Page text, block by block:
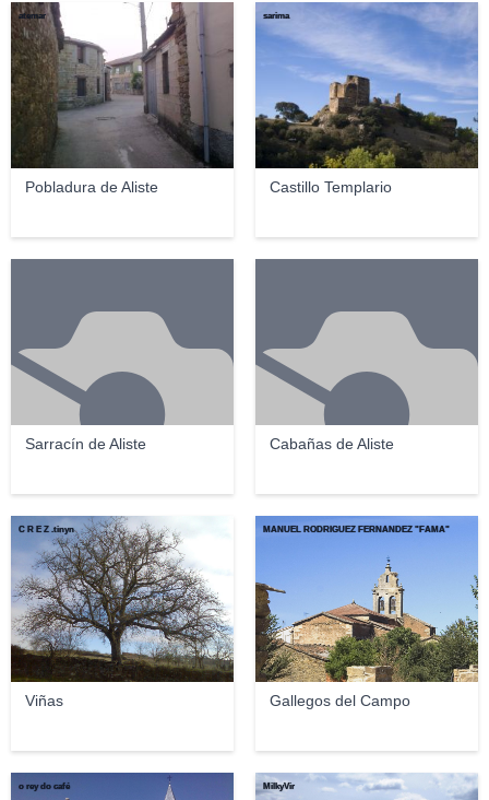
Pobladura de Aliste
atemar
Castillo Templario
sarima
Sarracín de Aliste Cabañas de Aliste
Viñas
C R E Z .tinyn
Gallegos del Campo
MANUEL RODRÍGUEZ FERNÁNDEZ "FAMA"
o rey do café MilkyVir